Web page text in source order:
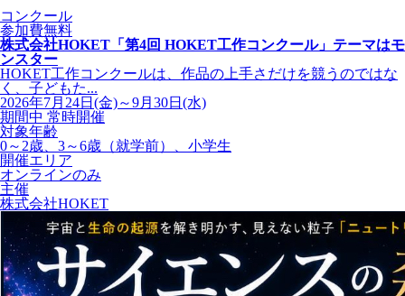
コンクール
参加費無料
株式会社HOKET「第4回 HOKET工作コンクール」テーマはモ
ンスター
HOKET工作コンクールは、作品の上手さだけを競うのではな
く、子どもた...
2026年7月24日(金)～9月30日(水)
期間中 常時開催
対象年齢
0～2歳、3～6歳（就学前）、小学生
開催エリア
オンラインのみ
主催
株式会社HOKET